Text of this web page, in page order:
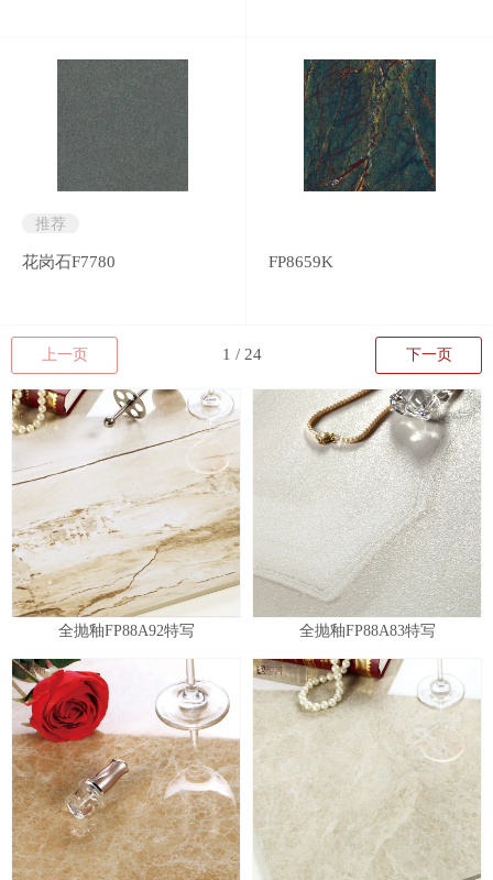
推荐
花岗石F7780 FP8659K
上一页 下一页
全抛釉FP88A92特写 全抛釉FP88A83特写